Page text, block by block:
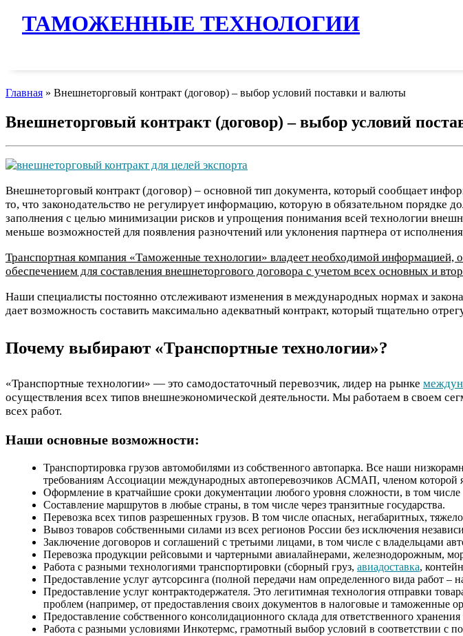
ТАМОЖЕННЫЕ ТЕХНОЛОГИИ
Главная » Внешнеторговый контракт (договор) – выбор условий поставки и валюты
Внешнеторговый контракт (договор) – выбор условий
Внешнеторговый контракт (договор) – основной тип документа, который сообщает
то, что законодательство не регулирует информацию, которую в обязательном порядке
заполнения с целью минимизации рисков и упрощения понимания всей технологии
меньше возможностей для появления разночтений или уклонения партнера от
Транспортная компания «Таможенные технологии» владеет необходимой
обеспечением для составления внешнеторгового договора с учетом всех основных и
Наши специалисты постоянно отслеживают изменения в международных нормах и
дает возможность составить максимально адекватный контракт, который тщательно
Почему выбирают «Транспортные технологии»?
«Транспортные технологии» — это самодостаточный перевозчик, лидер на рынке
осуществления всех типов внешнеэкономической деятельности. Мы работаем в своем
всех работ.
Наши основные возможности:
Транспортировка грузов автомобилями из собственного автопарка. Все наши
требованиям Ассоциации международных автоперевозчиков АСМАП, членом которой
Оформление в кратчайшие сроки документации любого уровня сложности, в том числе
Составление маршрутов в любые страны, в том числе через транзитные государства.
Перевозка всех типов разрешенных грузов. В том числе опасных, негабаритных,
Вывоз товаров собственными силами из всех регионов России без исключения
Заключение договоров и соглашений с третьими лицами, в том числе с владельцами
Перевозка продукции рейсовыми и чартерными авиалайнерами, железнодорожным,
Работа с разными технологиями транспортировки (сборный груз, авиадоставка,
Предоставление услуг аутсорсинга (полной передачи нам определенного вида работ
Предоставление услуг контрактодержателя. Это легитимная технология отправки
проблем (например, от предоставления своих документов в налоговые и таможенные
Предоставление собственного консолидационного склада для ответственного хранения
Работа с разными условиями Инкотермс, грамотный выбор условий в соответствии с